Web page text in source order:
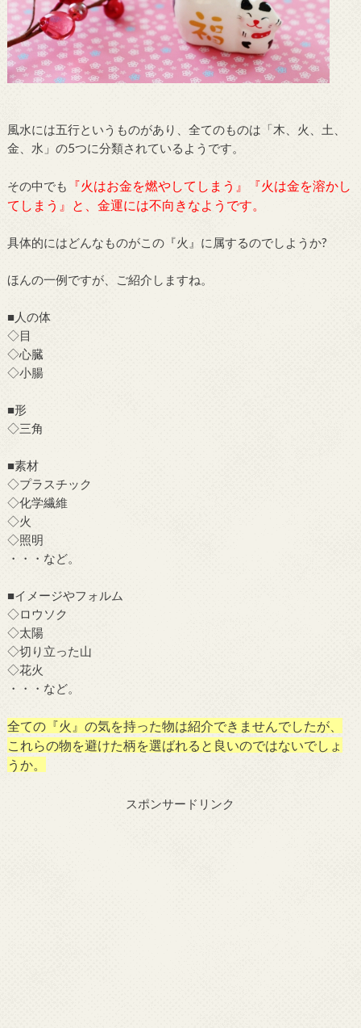
風水には五行というものがあり、全てのものは「木、火、土、
金、水」の5つに分類されているようです。
その中でも
『火はお金を燃やしてしまう』『火は金を溶かし
てしまう』と、金運には不向きなようです。
具体的にはどんなものがこの『火』に属するのでしようか?
ほんの一例ですが、ご紹介しますね。
■人の体
◇目
◇心臓
◇小腸
■形
◇三角
■素材
◇プラスチック
◇化学繊維
◇火
◇照明
・・・など。
■イメージやフォルム
◇ロウソク
◇太陽
◇切り立った山
◇花火
・・・など。
全ての『火』の気を持った物は紹介できませんでしたが、
これらの物を避けた柄を選ばれると良いのではないでしょ
うか。
スポンサードリンク